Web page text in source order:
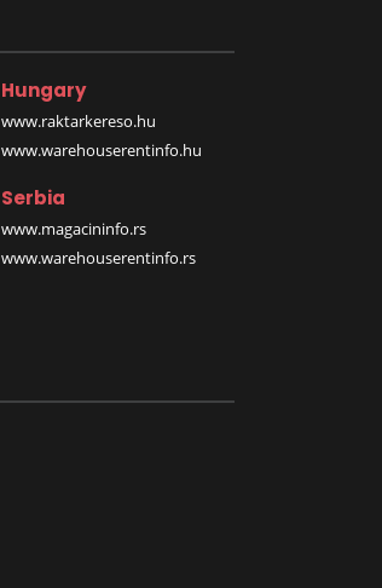
Hungary
www.raktarkereso.hu
www.warehouserentinfo.hu
Serbia
www.magacininfo.rs
www.warehouserentinfo.rs